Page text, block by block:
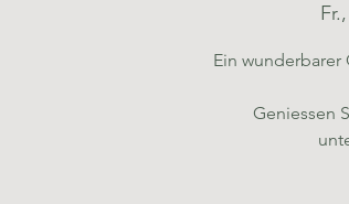
Ein
Geniessen